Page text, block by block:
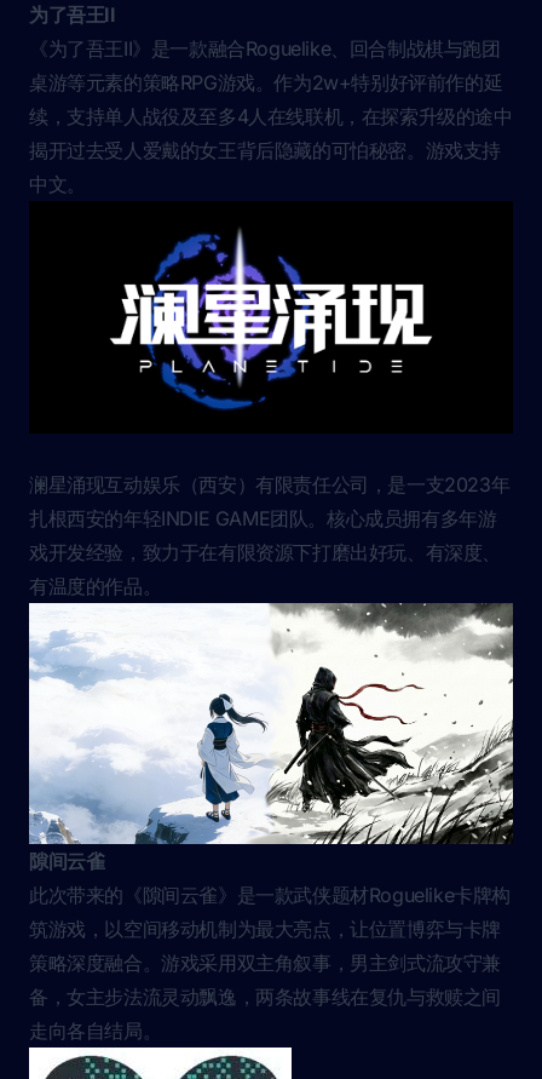
为了吾王II
《为了吾王II》是一款融合Roguelike、回合制战棋与跑团
桌游等元素的策略RPG游戏。作为2w+特别好评前作的延
续，支持单人战役及至多4人在线联机，在探索升级的途中
揭开过去受人爱戴的女王背后隐藏的可怕秘密。游戏支持
中文。
澜星涌现互动娱乐（西安）有限责任公司，是一支2023年
扎根西安的年轻INDIE GAME团队。核心成员拥有多年游
戏开发经验，致力于在有限资源下打磨出好玩、有深度、
有温度的作品。
隙间云雀
此次带来的《隙间云雀》是一款武侠题材Roguelike卡牌构
筑游戏，以空间移动机制为最大亮点，让位置博弈与卡牌
策略深度融合。游戏采用双主角叙事，男主剑式流攻守兼
备，女主步法流灵动飘逸，两条故事线在复仇与救赎之间
走向各自结局。